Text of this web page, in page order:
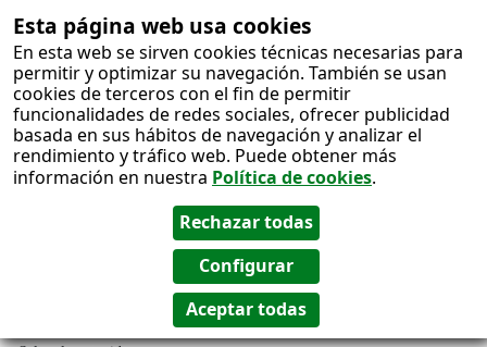
Esta página web usa cookies
En esta web se sirven cookies técnicas necesarias para
permitir y optimizar su navegación. También se usan
cookies de terceros con el fin de permitir
funcionalidades de redes sociales, ofrecer publicidad
basada en sus hábitos de navegación y analizar el
rendimiento y tráfico web. Puede obtener más
información en nuestra Política de cookies.